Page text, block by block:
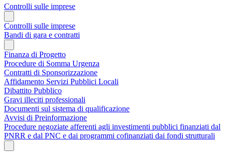
Controlli sulle imprese
Controlli sulle imprese
Bandi di gara e contratti
Finanza di Progetto
Procedure di Somma Urgenza
Contratti di Sponsorizzazione
Affidamento Servizi Pubblici Locali
Dibattito Pubblico
Gravi illeciti professionali
Documenti sul sistema di qualificazione
Avvisi di Preinformazione
Procedure negoziate afferenti agli investimenti pubblici finanziati dal
PNRR e dal PNC e dai programmi cofinanziati dai fondi strutturali